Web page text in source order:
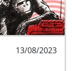
13/08/2023